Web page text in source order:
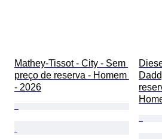
Mathey-Tissot - City - Sem
preço de reserva - Homem
- 2026